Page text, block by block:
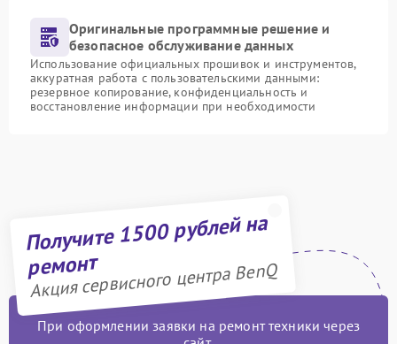
Оригинальные программные решение и
безопасное обслуживание данных
Использование официальных прошивок и инструментов,
аккуратная работа с пользовательскими данными:
резервное копирование, конфиденциальность и
восстановление информации при необходимости
Получите 1500 рублей на
ремонт
Акция сервисного центра BenQ
При оформлении заявки на ремонт техники через